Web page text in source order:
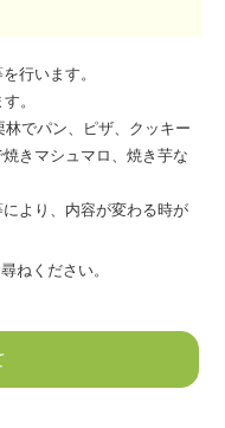
行います。
。
でパン、ピザ、クッキー
きマシュマロ、焼き芋な
より、内容が変わる時が
ねください。